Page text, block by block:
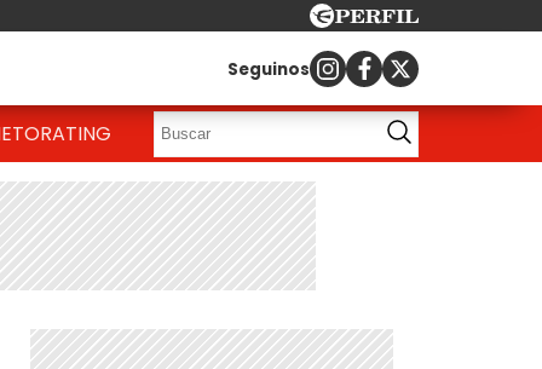
Seguinos
RATING